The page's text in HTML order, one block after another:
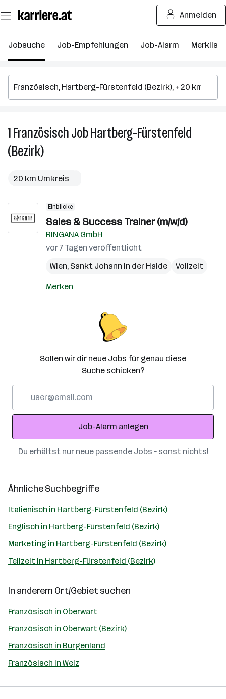
Seiteninhalt
springen
Anmelden
Jobsuche Job-Empfehlungen Job-Alarm Merkliste
1FranzösischJobHartberg-Fürstenfeld
(Bezirk)
20 km Umkreis
Einblicke
Sales & Success Trainer (m/w/d)
RINGANA GmbH
vor 7 Tagen veröffentlicht
Wien, Sankt Johann in der Haide Vollzeit
Merken
Sollen wir dir neue Jobs für genau diese
Suche schicken?
Adresse
Job-Alarm anlegen
Du erhältst nur neue passende Jobs – sonst nichts!
Ähnliche Suchbegriffe
Italienisch in Hartberg-Fürstenfeld (Bezirk)
Englisch in Hartberg-Fürstenfeld (Bezirk)
Marketing in Hartberg-Fürstenfeld (Bezirk)
Teilzeit in Hartberg-Fürstenfeld (Bezirk)
In anderem Ort/Gebiet suchen
Französisch in Oberwart
Französisch in Oberwart (Bezirk)
Französisch in Burgenland
Französisch in Weiz